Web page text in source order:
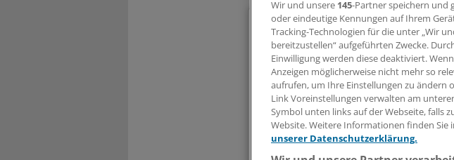
Liebe Leserin,
den vollständigen Beitrag können
Jetzt anmelden »
Kennwort vergessen?
Ein anderes Problem beim Login?
Wir und unsere 145-Partner speichern und
oder eindeutige Kennungen auf Ihrem
Tracking-Technologien für die unter „Wir
bereitzustellen“ aufgeführten Zwecke.
Einwilligung werden diese deaktiviert.
Anzeigen möglicherweise nicht mehr so
aufrufen, um Ihre Einstellungen zu ändern
Link Voreinstellungen verwalten am
Symbol unten links auf der Webseite, falls
Website. Weitere Informationen finden Sie
unserer Datenschutzerklärung.